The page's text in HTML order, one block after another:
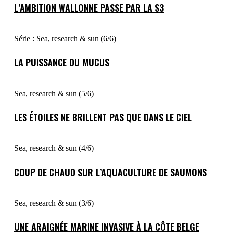
L’AMBITION WALLONNE PASSE PAR LA S3
Série : Sea, research & sun (6/6)
LA PUISSANCE DU MUCUS
Sea, research & sun (5/6)
LES ÉTOILES NE BRILLENT PAS QUE DANS LE CIEL
Sea, research & sun (4/6)
COUP DE CHAUD SUR L’AQUACULTURE DE SAUMONS
Sea, research & sun (3/6)
UNE ARAIGNÉE MARINE INVASIVE À LA CÔTE BELGE